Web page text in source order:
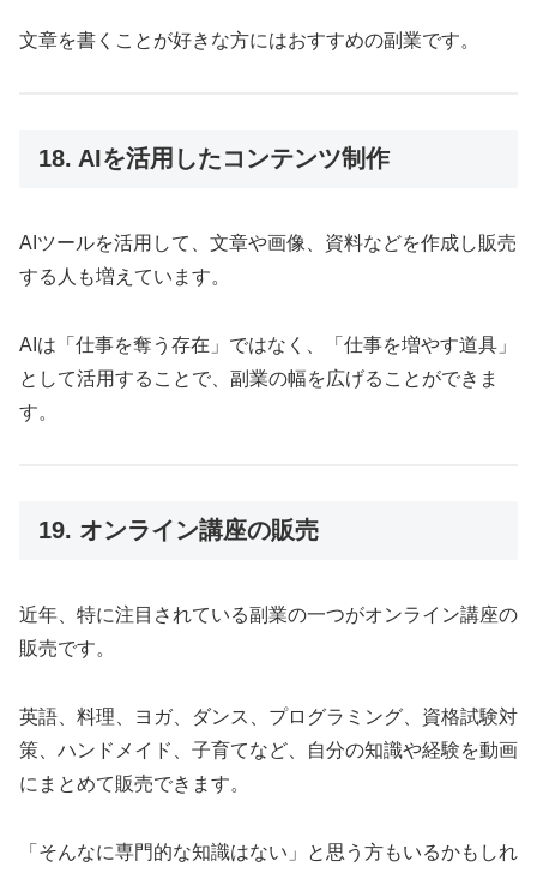
文章を書くことが好きな方にはおすすめの副業です。
18. AIを活用したコンテンツ制作
AIツールを活用して、文章や画像、資料などを作成し販売
する人も増えています。
AIは「仕事を奪う存在」ではなく、「仕事を増やす道具」
として活用することで、副業の幅を広げることができま
す。
19. オンライン講座の販売
近年、特に注目されている副業の一つがオンライン講座の
販売です。
英語、料理、ヨガ、ダンス、プログラミング、資格試験対
策、ハンドメイド、子育てなど、自分の知識や経験を動画
にまとめて販売できます。
「そんなに専門的な知識はない」と思う方もいるかもしれ